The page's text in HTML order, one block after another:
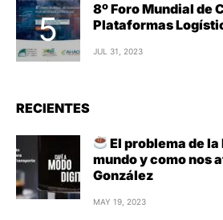
8º Foro Mundial de
Plataformas
JUL 31, 2023
RECIENTES
El problema de
mundo y como nos
González
MAY 19, 2023